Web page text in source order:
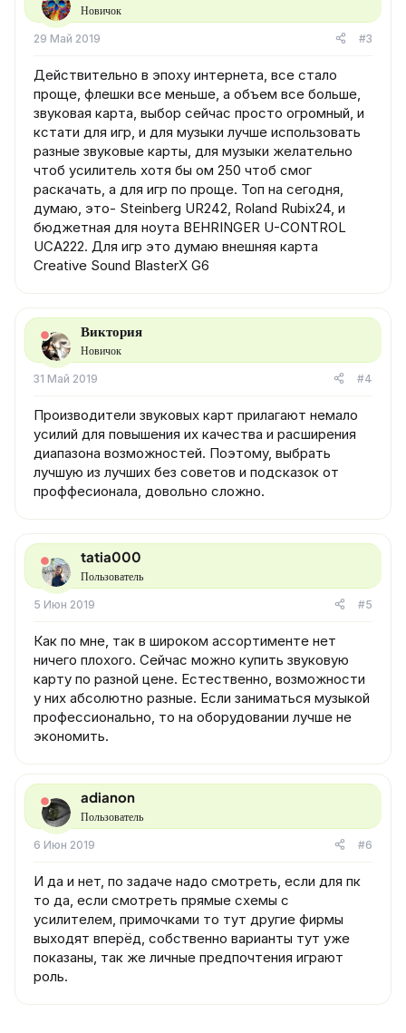
Новичок
29 Май 2019 #3
Действительно в эпоху интернета, все стало
проще, флешки все меньше, а объем все больше,
звуковая карта, выбор сейчас просто огромный, и
кстати для игр, и для музыки лучше использовать
разные звуковые карты, для музыки желательно
чтоб усилитель хотя бы ом 250 чтоб смог
раскачать, а для игр по проще. Топ на сегодня,
думаю, это- Steinberg UR242, Roland Rubix24, и
бюджетная для ноута BEHRINGER U-CONTROL
UCA222. Для игр это думаю внешняя карта
Creative Sound BlasterX G6
Виктория
Новичок
31 Май 2019 #4
Производители звуковых карт прилагают немало
усилий для повышения их качества и расширения
диапазона возможностей. Поэтому, выбрать
лучшую из лучших без советов и подсказок от
проффесионала, довольно сложно.
tatia000
Пользователь
5 Июн 2019 #5
Как по мне, так в широком ассортименте нет
ничего плохого. Сейчас можно купить звуковую
карту по разной цене. Естественно, возможности
у них абсолютно разные. Если заниматься музыкой
профессионально, то на оборудовании лучше не
экономить.
adianon
Пользователь
6 Июн 2019 #6
И да и нет, по задаче надо смотреть, если для пк
то да, если смотреть прямые схемы с
усилителем, примочками то тут другие фирмы
выходят вперёд, собственно варианты тут уже
показаны, так же личные предпочтения играют
роль.